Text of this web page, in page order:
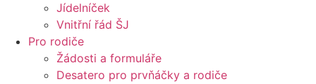
Jídelníček
Vnitřní řád ŠJ
Pro rodiče
Žádosti a formuláře
Desatero pro prvňáčky a rodiče